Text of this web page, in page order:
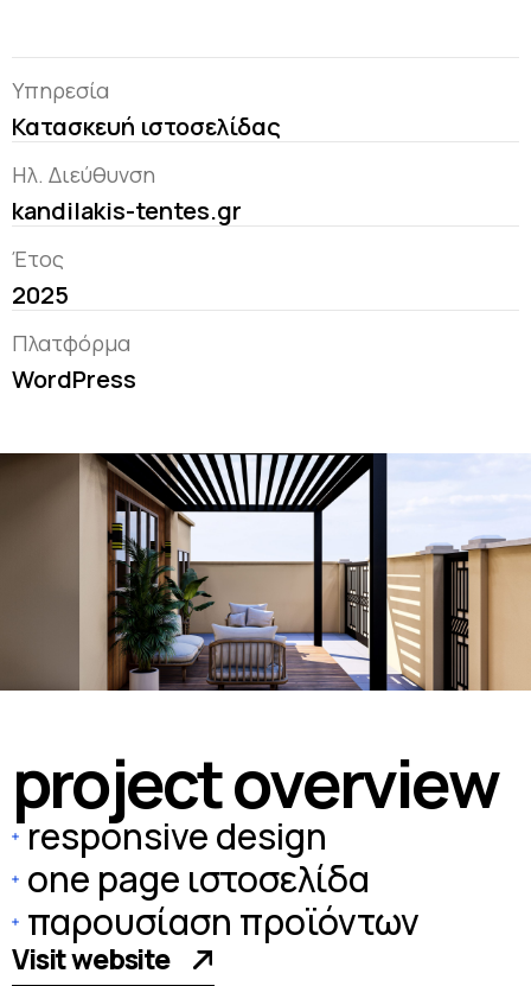
Υπηρεσία
Κατασκευή ιστοσελίδας
Ηλ. Διεύθυνση
kandilakis-tentes.gr
Έτος
2025
Πλατφόρμα
WordPress
projectoverview
responsive design
one page ιστοσελίδα
παρουσίαση προϊόντων
Visit website